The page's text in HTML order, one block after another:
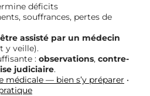
déficits
souffrances, pertes de
assisté par un médecin
y veille).
: observations, contre-
judiciaire.
médicale — bien s’y préparer •